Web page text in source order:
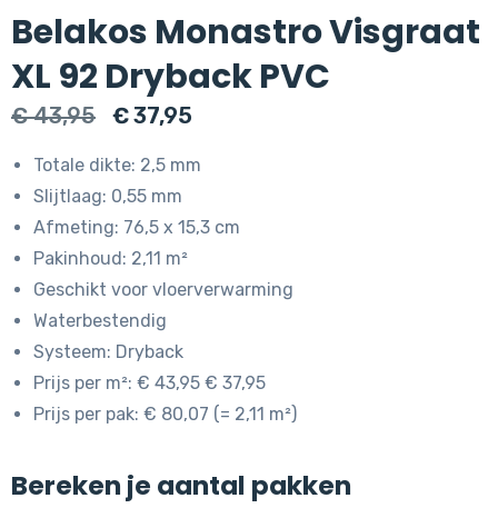
Belakos Monastro Visgraat
XL 92 Dryback PVC
€43,95
Oorspronkelijke
€ 43,95.
€37,95
€ 37,95.
Totale dikte: 2,5 mm
Slijtlaag: 0,55 mm
Afmeting: 76,5 x 15,3 cm
Pakinhoud: 2,11 m²
Geschikt voor vloerverwarming
Waterbestendig
Systeem: Dryback
Prijs per m²: € 43,95 € 37,95
Prijs per pak: € 80,07 (= 2,11 m²)
Bereken je aantal pakken